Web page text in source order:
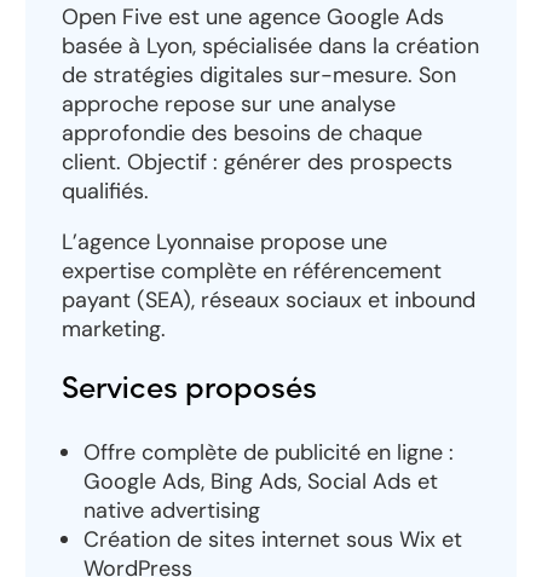
Open Five est une agence Google Ads
basée à Lyon, spécialisée dans la création
de stratégies digitales sur-mesure. Son
approche repose sur une analyse
approfondie des besoins de chaque
client. Objectif : générer des prospects
qualifiés.
L’agence Lyonnaise propose une
expertise complète en référencement
payant (SEA), réseaux sociaux et inbound
marketing.
Services proposés
Offre complète de publicité en ligne :
Google Ads, Bing Ads, Social Ads et
native advertising
Création de sites internet sous Wix et
WordPress